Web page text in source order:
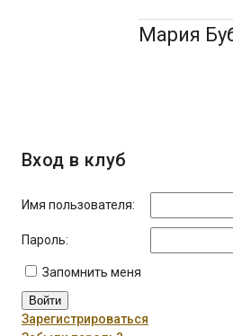
Мария
Вход в клуб
Имя пользователя:
Пароль:
Запомнить меня
Войти
Зарегистрироваться